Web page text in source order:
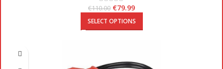
€110.00 €79.99
SELECT OPTIONS